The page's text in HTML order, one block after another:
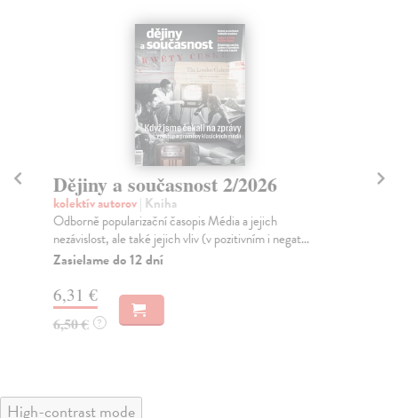
Dějiny a současnost 2/2026
kolektív autorov| Kniha
Odborně popularizační časopis Média a jejich
nezávislost, ale také jejich vliv (v pozitivním i negat...
Zasielame do 12 dní
6,31 €
6,50 € ?
High-contrast mode